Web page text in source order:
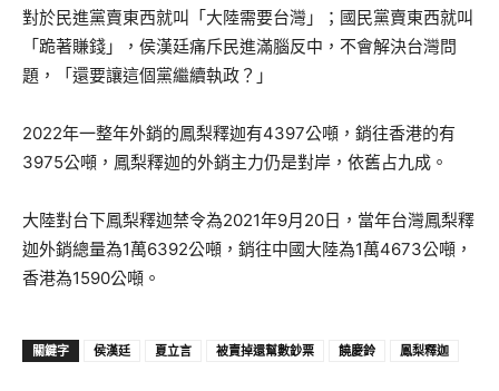
對於民進黨賣東西就叫「大陸需要台灣」；國民黨賣東西就叫
「跪著賺錢」，侯漢廷痛斥民進滿腦反中，不會解決台灣問
題，「還要讓這個黨繼續執政？」
2022年一整年外銷的鳳梨釋迦有4397公噸，銷往香港的有
3975公噸，鳳梨釋迦的外銷主力仍是對岸，依舊占九成。
大陸對台下鳳梨釋迦禁令為2021年9月20日，當年台灣鳳梨釋
迦外銷總量為1萬6392公噸，銷往中國大陸為1萬4673公噸，
香港為1590公噸。
關鍵字 侯漢廷 夏立言 被賣掉還幫數鈔票 饒慶鈴 鳳梨釋迦